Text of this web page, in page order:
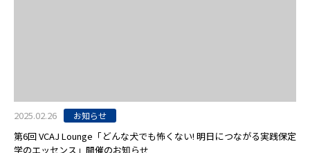
2025.02.26 お知らせ
第6回 VCAJ Lounge「どんな犬でも怖くない! 明日につながる実践保定
学のエッセンス」開催のお知らせ